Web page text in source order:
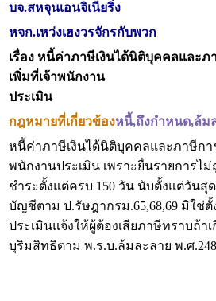
บจ.สหจุนเอนจิเนียริ่ง
หจก.เหว่งเฮงวรจักรกับพวก
เรื่อง หนี้ค่าภาษีเงินได้นิติบุคคลและภ
เพิ่มที่เจ้าพนักงาน
ประเมิน
กฎหมายที่เกี่ยวข้องหนี้,ถึงกำหนด,ล้ม
หนี้ค่าภาษีเงินได้นิติบุคคลและภาษีกา
พนักงานประเมิน เพราะยื่นรายการไ
ชำระตั้งแต่ครบ 150 วัน นับตั้งแต่วันสุ
บัญชีตาม ป.รัษฎากรม.65,68,69 มิใช่
ประเมินแจ้งให้ผู้ต้องเสียภาษีทราบถ้า
บุริมสิทธิตาม พ.ร.บ.ล้มละลาย พ.ศ